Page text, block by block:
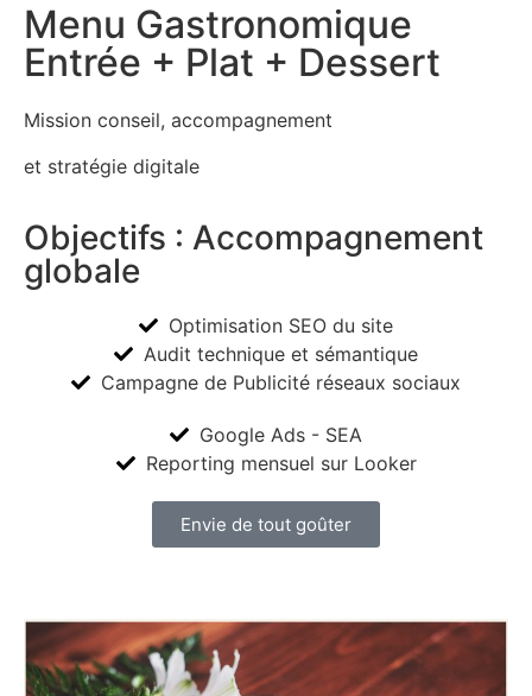
Menu Gastronomique
Entrée + Plat + Dessert
Mission conseil, accompagnement
et stratégie digitale
Objectifs : Accompagnement
globale
Optimisation SEO du site
Audit technique et sémantique
Campagne de Publicité réseaux sociaux
Google Ads - SEA
Reporting mensuel sur Looker
Envie de tout goûter